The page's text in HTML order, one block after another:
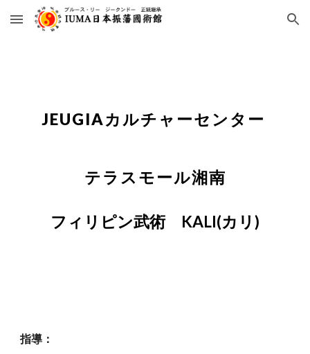
Skip to main content Skip to navigation
JEUGIAカルチャーセンター
テラスモール湘南
フィリピン武術 KALI(カリ)
指導：